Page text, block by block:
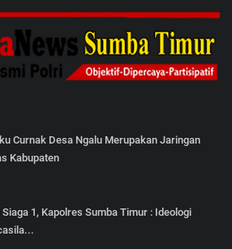
Curnak Desa Ngalu Merupakan Jaringan
Kabupaten
Siaga 1, Kapolres Sumba Timur : Ideologi